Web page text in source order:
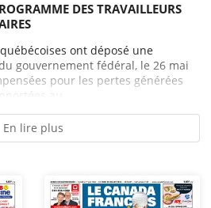
DES TRAVAILLEURS
ont déposé une
gouvernement fédéral, le 26 mai
pour les pertes générées
au...
En lire plus